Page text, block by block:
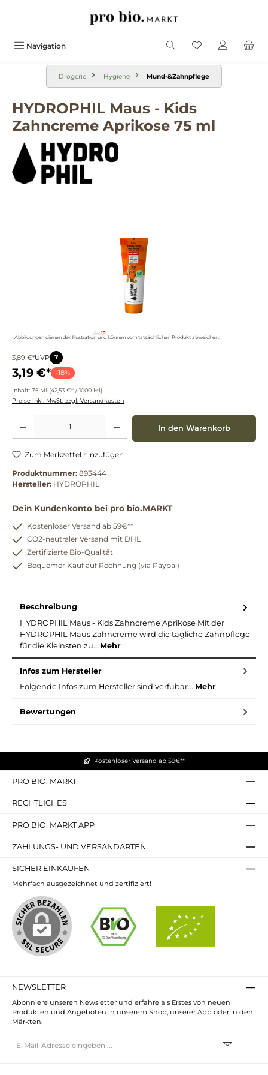
Navigation
Drogerie Hygiene Mund-&Zahnpflege
HYDROPHIL Maus - Kids
Zahncreme Aprikose 75 ml
Abbildungen dienen der Illustration und können vom tatsächlichen Produkt abweichen.
3,89 €*UVP ?
3,19 €* -18%
Inhalt: 75 Ml (42,53 €* / 1000 Ml)
Preise inkl. MwSt. zzgl. Versandkosten
Produkt Anzahl: Gib den gewünschten Wert ein oder benutze die Schaltflächen um
In den Warenkorb
Zum Merkzettel hinzufügen
Produktnummer: 893444
Hersteller: HYDROPHIL
Dein Kundenkonto bei pro bio.MARKT
Kostenloser Versand ab 59€**
CO2-neutraler Versand mit DHL
Zertifizierte Bio-Qualität
Bequemer Kauf auf Rechnung (via Paypal)
Beschreibung
HYDROPHIL Maus - Kids Zahncreme Aprikose Mit der
HYDROPHIL Maus Zahncreme wird die tägliche Zahnpflege
für die Kleinsten zu… Mehr
Infos zum Hersteller
Folgende Infos zum Hersteller sind verfübar... Mehr
Bewertungen
Kostenloser Versand ab 59€**
PRO BIO. MARKT
RECHTLICHES
PRO BIO. MARKT APP
ZAHLUNGS- UND VERSANDARTEN
SICHER EINKAUFEN
Mehrfach ausgezeichnet und zertifiziert!
NEWSLETTER
Abonniere unseren Newsletter und erfahre als Erstes von neuen
Produkten und Angeboten in unserem Shop, unserer App oder in den
Märkten.
Mail-